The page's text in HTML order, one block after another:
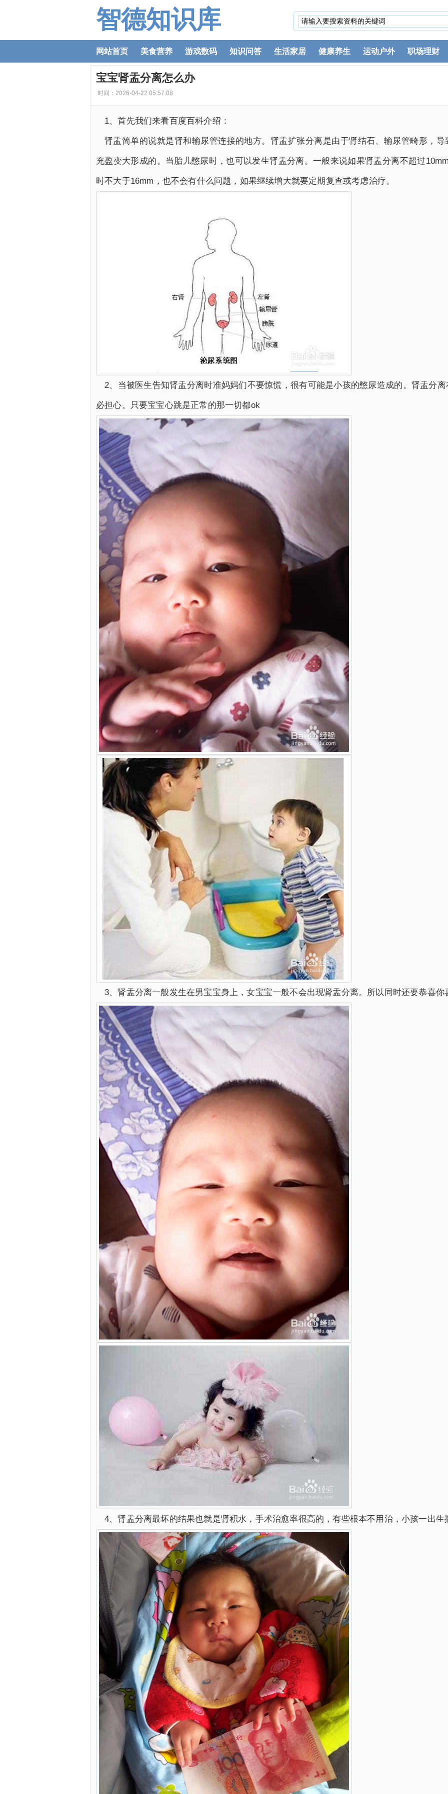
智德知识库
网站首页 美食营养 游戏数码 知识问答 生活家居 健康养生 运动户外 职场理财
宝宝肾盂分离怎么办
时间：2026-04-22 05:57:08
1、首先我们来看百度百科介绍：
肾盂简单的说就是肾和输尿管连接的地方。肾盂扩张分离是由于肾结石、输尿管畸形，
充盈变大形成的。当胎儿憋尿时，也可以发生肾盂分离。一般来说如果肾盂分离不超过
时不大于16mm，也不会有什么问题，如果继续增大就要定期复查或考虑治疗。
2、当被医生告知肾盂分离时准妈妈们不要惊慌，很有可能是小孩的憋尿造成的。肾盂分
必担心。只要宝宝心跳是正常的那一切都ok
3、肾盂分离一般发生在男宝宝身上，女宝宝一般不会出现肾盂分离。所以同时还要恭喜你
4、肾盂分离最坏的结果也就是肾积水，手术治愈率很高的，有些根本不用治，小孩一出生